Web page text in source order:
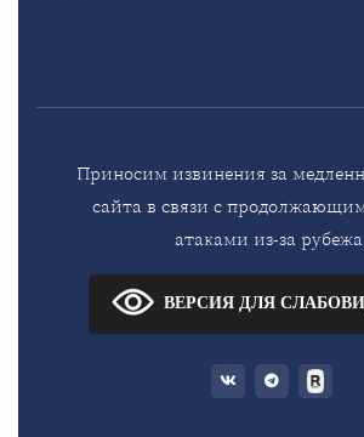
Приносим извинения за
сайта в связи с
атаками из-за
ВЕРСИЯ ДЛЯ